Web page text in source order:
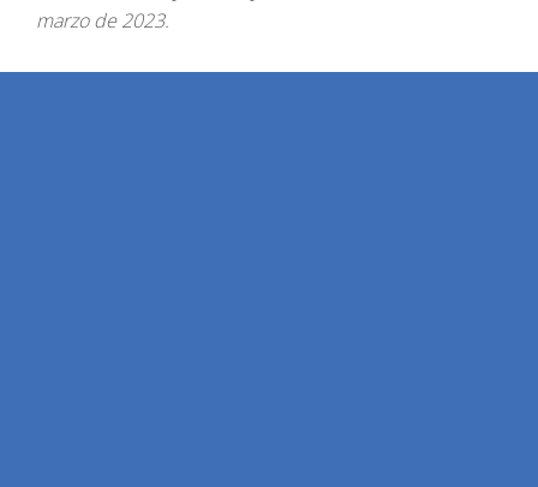
marzo de 2023.